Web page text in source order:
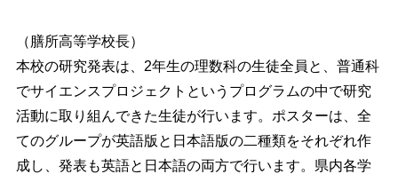
（膳所高等学校長）
本校の研究発表は、2年生の理数科の生徒全員と、普通科
でサイエンスプロジェクトというプログラムの中で研究
活動に取り組んできた生徒が行います。ポスターは、全
てのグループが英語版と日本語版の二種類をそれぞれ作
成し、発表も英語と日本語の両方で行います。県内各学